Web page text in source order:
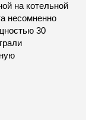
на котельной
несомненно
30